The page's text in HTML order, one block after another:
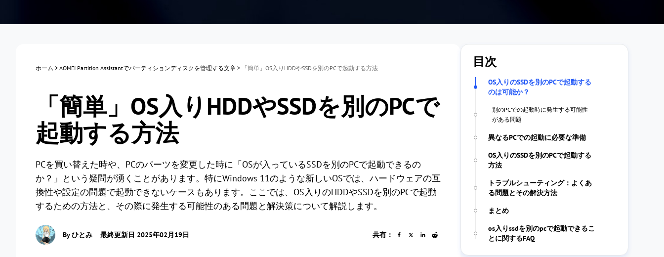
ホーム > AOMEI Partition Assistantでパーティションディスクを管理する文章 > 「簡単」OS入りHDDやSSDを別のPCで起動する方法
「簡単」OS入りHDDやSSDを別のPCで
起動する方法
PCを買い替えた時や、PCのパーツを変更した時に「OSが入っているSSDを別のPCで起動できるの
か？」という疑問が湧くことがあります。特にWindows 11のような新しいOSでは、ハードウェアの互
換性や設定の問題で起動できないケースもあります。ここでは、OS入りのHDDやSSDを別のPCで起動
するための方法と、その際に発生する可能性のある問題と解決策について解説します。
Byひとみ 最終更新日 2025年02月19日 共有：
目次
OS入りのSSDを別のPCで起動する
のは可能か？
別のPCでの起動時に発生する可能性
がある問題
異なるPCでの起動に必要な準備
OS入りのSSDを別のPCで起動する
方法
トラブルシューティング：よくあ
る問題とその解決方法
まとめ
os入りssdを別のpcで起動できるこ
とに関するFAQ